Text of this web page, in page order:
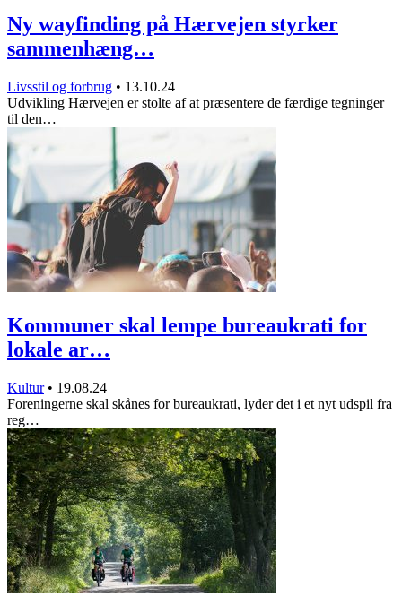
Ny wayfinding på Hærvejen styrker
sammenhæng…
Livsstil og forbrug • 13.10.24
Udvikling Hærvejen er stolte af at præsentere de færdige tegninger
til den…
Kommuner skal lempe bureaukrati for
lokale ar…
Kultur • 19.08.24
Foreningerne skal skånes for bureaukrati, lyder det i et nyt udspil fra
reg…